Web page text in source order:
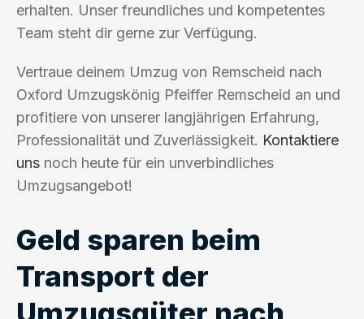
erhalten. Unser freundliches und kompetentes
Team steht dir gerne zur Verfügung.
Vertraue deinem Umzug von Remscheid nach
Oxford Umzugskönig Pfeiffer Remscheid an und
profitiere von unserer langjährigen Erfahrung,
Professionalität und Zuverlässigkeit. Kontaktiere
uns noch heute für ein unverbindliches
Umzugsangebot!
Geld sparen beim
Transport der